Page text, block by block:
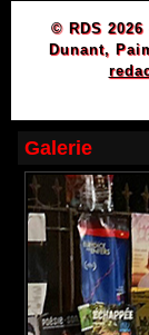
© RDS
Dunant,
Galerie